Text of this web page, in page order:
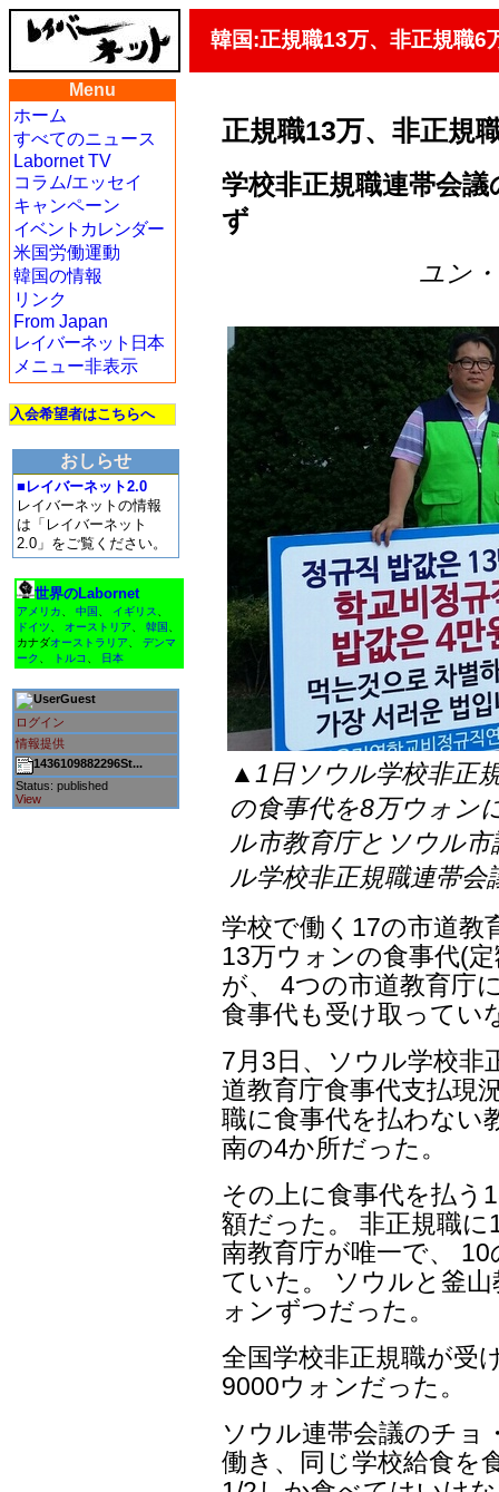
韓国:正規職13万、非正規職6
Menu
ホーム
すべてのニュース
Labornet TV
コラム/エッセイ
キャンペーン
イベントカレンダー
米国労働運動
韓国の情報
リンク
From Japan
レイバーネット日本
メニュー非表示
入会希望者はこちらへ
おしらせ
■レイバーネット2.0
レイバーネットの情報
は「レイバーネット
2.0」をご覧ください。
世界のLabornet
アメリカ 中国 イギリス
ドイツ
オーストリア 韓国
カナダオーストラリア
デンマ
ーク
トルコ 日本
Guest
ログイン
情報提供
1436109882296St...
Status: published
View
正規職13万、非正規
学校非正規職連帯会
ず
ユン
▲1日ソウル学校非正
の食事代を8万ウォン
ル市教育庁とソウル
ル学校非正規職連帯会
学校で働く17の市道教
13万ウォンの食事代(
が、 4つの市道教育庁
食事代も受け取ってい
7月3日、ソウル学校非
道教育庁食事代支払現
職に食事代を払わない
南の4か所だった。
その上に食事代を払う
額だった。 非正規職
南教育庁が唯一で、
ていた。 ソウルと釜
ォンずつだった。
全国学校非正規職が受
9000ウォンだった。
ソウル連帯会議のチョ
働き、同じ学校給食を